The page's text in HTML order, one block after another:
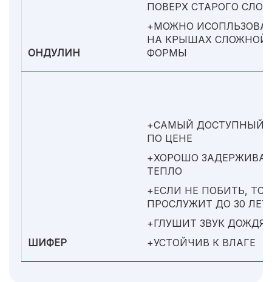
ОНДУЛИН
ПОВЕРХ СТАРОГО СЛОЯ
+МОЖНО
НА КРЫШАХ СЛОЖНОЙ
ФОРМЫ
ШИФЕР
+САМЫЙ ДОСТУПНЫЙ
ПО ЦЕНЕ
+ХОРОШО
ТЕПЛО
+ЕСЛИ НЕ ПОБИТЬ, ТО
ПРОСЛУЖИТ ДО 30 ЛЕТ
+ГЛУШИТ ЗВУК ДОЖДЯ
+УСТОЙЧИВ К ВЛАГЕ